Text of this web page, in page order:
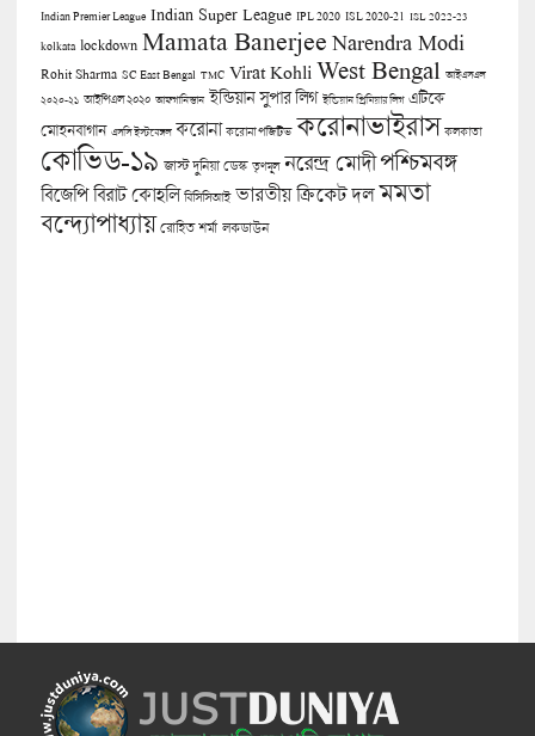
Indian Premier League Indian Super League IPL 2020 ISL 2020-21 ISL 2022-23
kolkata lockdown Mamata Banerjee Narendra Modi
Rohit Sharma SC East Bengal TMC Virat Kohli West Bengal আইএসএল
২০২০-২১ আইপিএল ২০২০ আফগানিস্তান ইন্ডিয়ান সুপার লিগ ইন্ডিয়ান প্রিমিয়ার লিগ এটিকে
মোহনবাগান এসসি ইস্টবেঙ্গল করোনা করোনা পজিটিভ করোনাভাইরাস কলকাতা
কোভিড-১৯ জাস্ট দুনিয়া ডেস্ক তৃণমূল নরেন্দ্র মোদী পশ্চিমবঙ্গ
বিজেপি বিরাট কোহলি বিসিসিআই ভারতীয় ক্রিকেট দল মমতা
বন্দ্যোপাধ্যায় রোহিত শর্মা লকডাউন